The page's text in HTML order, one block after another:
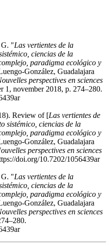
G. "Las vertientes de la
ciencias de la
paradigma ecológico y
González, Guadalajara
perspectives en sciences
1, november 2018, p. 274–280.
Review of [Las vertientes de
sistémico, ciencias de la
paradigma ecológico y
González, Guadalajara
perspectives en sciences
doi.org/10.7202/1056439ar
G. "Las vertientes de la
ciencias de la
paradigma ecológico y
González, Guadalajara
perspectives en sciences